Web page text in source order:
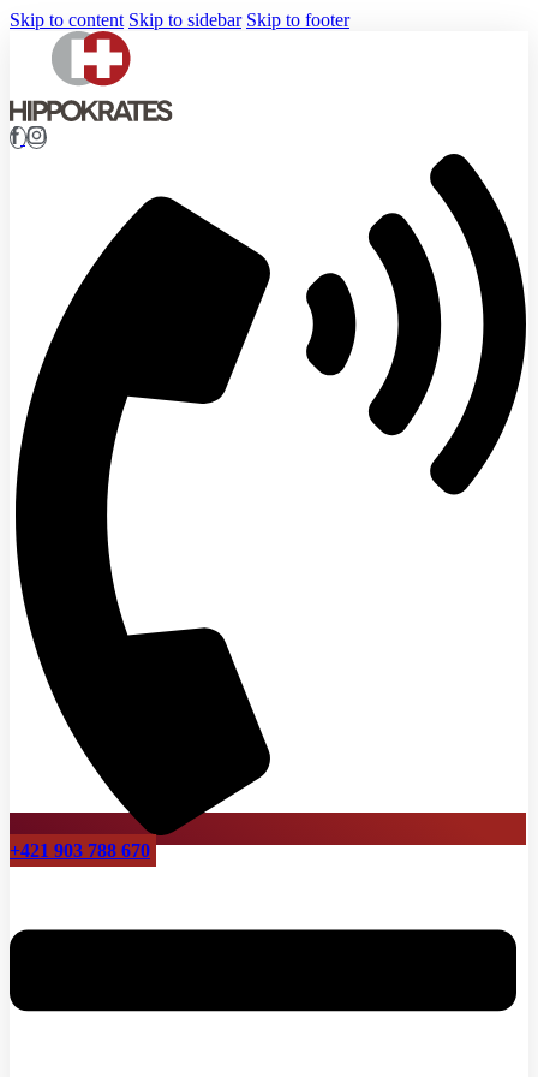
Skip to content Skip to sidebar Skip to footer
+421 903 788 670